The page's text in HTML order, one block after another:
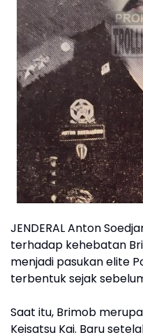
JENDERAL Anton
terhadap kehebatan
menjadi pasukan elite
terbentuk sejak
Saat itu, Brimob
Keisatsu Kai. Baru